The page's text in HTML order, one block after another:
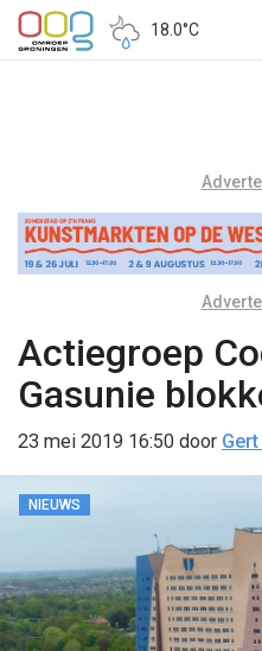
18.0°C
Actiegroep
Gasunie
23 mei 2019 16:50 door
NIEUWS